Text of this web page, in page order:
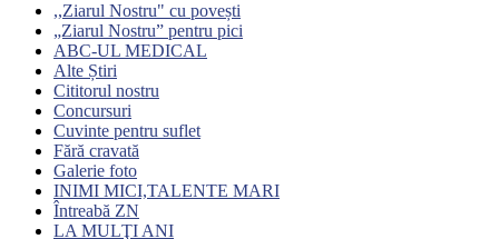
,,Ziarul Nostru" cu povești
„Ziarul Nostru” pentru pici
ABC-UL MEDICAL
Alte Știri
Cititorul nostru
Concursuri
Cuvinte pentru suflet
Fără cravată
Galerie foto
INIMI MICI,TALENTE MARI
Întreabă ZN
LA MULŢI ANI